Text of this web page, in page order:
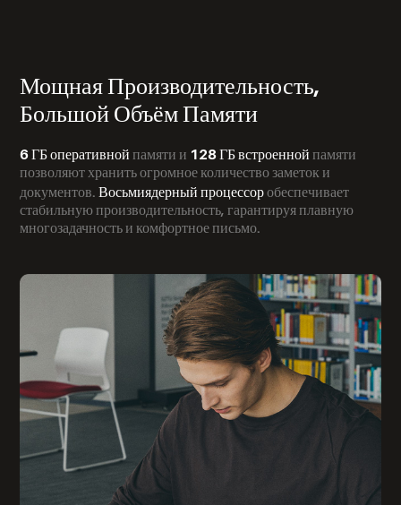
Мощная Производительность,
Большой Объём Памяти
6 ГБ оперативной памяти и 128 ГБ встроенной памяти
позволяют хранить огромное количество заметок и
документов.Восьмиядерный процессоробеспечивает
стабильную производительность, гарантируя плавную
многозадачность и комфортное письмо.